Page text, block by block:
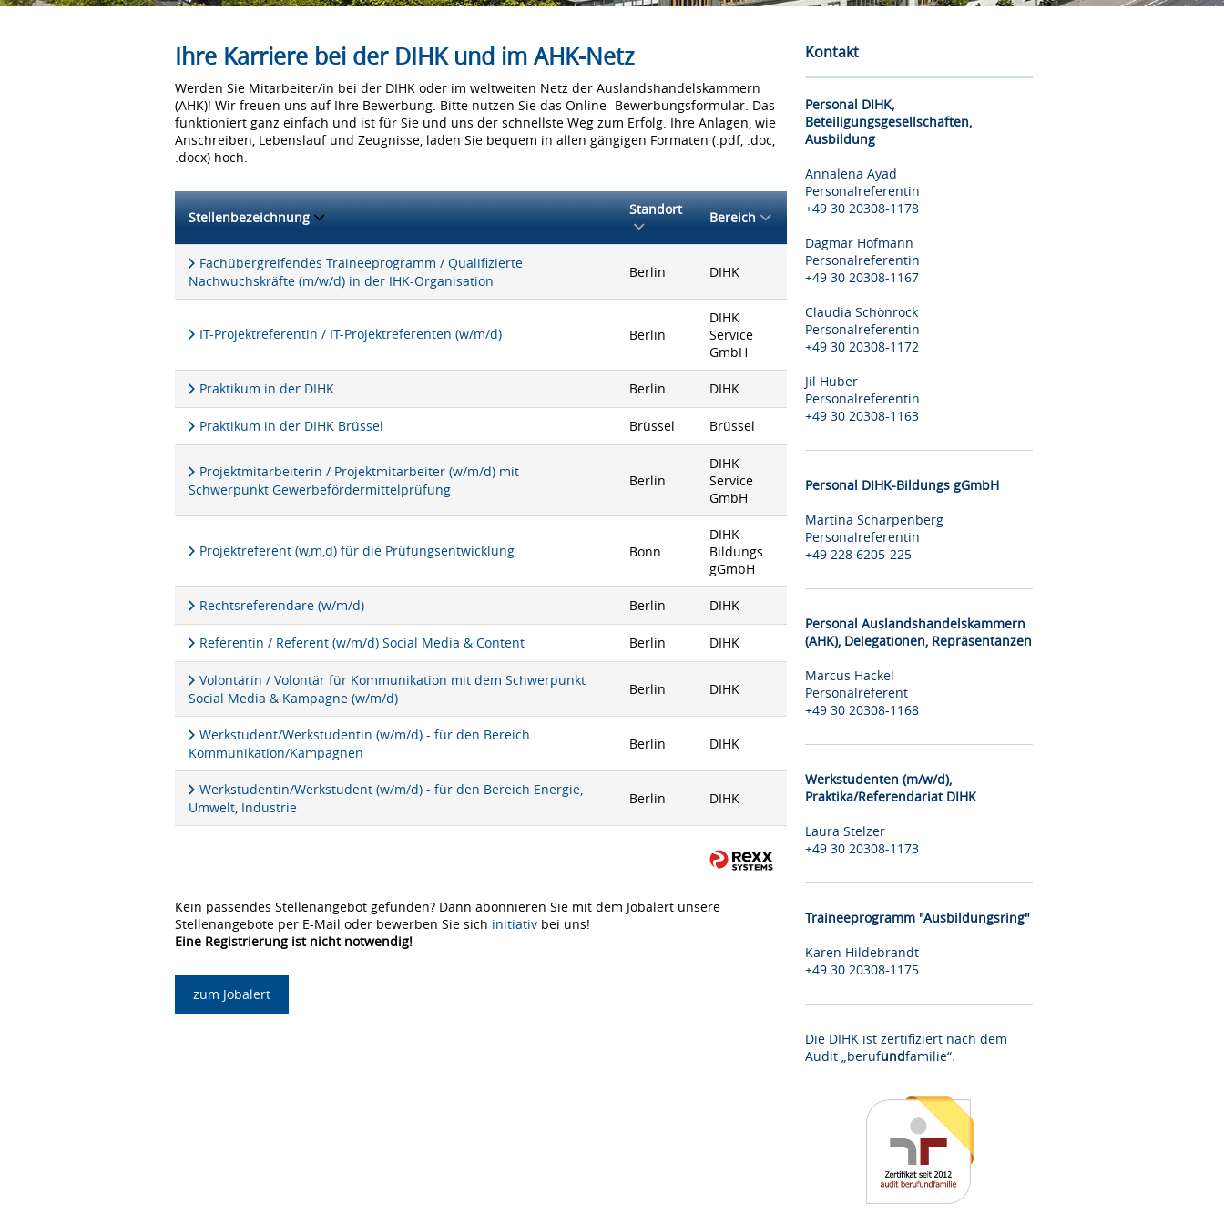
Ihre Karriere bei der DIHK und im AHK-Netz
Werden Sie Mitarbeiter/in bei der DIHK oder im weltweiten Netz der Auslandshandelskammern
(AHK)! Wir freuen uns auf Ihre Bewerbung. Bitte nutzen Sie das Online- Bewerbungsformular. Das
funktioniert ganz einfach und ist für Sie und uns der schnellste Weg zum Erfolg. Ihre Anlagen, wie
Anschreiben, Lebenslauf und Zeugnisse, laden Sie bequem in allen gängigen Formaten (.pdf, .doc,
.docx) hoch.
Stellenbezeichnung Standort Bereich
Fachübergreifendes Traineeprogramm / Qualifizierte
Nachwuchskräfte (m/w/d) in der IHK-Organisation
Berlin DIHK
IT-Projektreferentin / IT-Projektreferenten (w/m/d) Berlin
DIHK
Service
GmbH
Praktikum in der DIHK Berlin DIHK
Praktikum in der DIHK Brüssel Brüssel Brüssel
Projektmitarbeiterin / Projektmitarbeiter (w/m/d) mit
Schwerpunkt Gewerbefördermittelprüfung
Berlin
DIHK
Service
GmbH
Projektreferent (w,m,d) für die Prüfungsentwicklung Bonn
DIHK
Bildungs
gGmbH
Rechtsreferendare (w/m/d) Berlin DIHK
Referentin / Referent (w/m/d) Social Media & Content Berlin DIHK
Volontärin / Volontär für Kommunikation mit dem Schwerpunkt
Social Media & Kampagne (w/m/d)
Berlin DIHK
Werkstudent/Werkstudentin (w/m/d) - für den Bereich
Kommunikation/Kampagnen
Berlin DIHK
Werkstudentin/Werkstudent (w/m/d) - für den Bereich Energie,
Umwelt, Industrie
Berlin DIHK
Kein passendes Stellenangebot gefunden? Dann abonnieren Sie mit dem Jobalert unsere
Stellenangebote per E-Mail oder bewerben Sie sich initiativ bei uns!
Eine Registrierung ist nicht notwendig!
zum Jobalert
Kontakt
Personal DIHK,
Beteiligungsgesellschaften,
Ausbildung
Annalena Ayad
Personalreferentin
+49 30 20308-1178
Dagmar Hofmann
Personalreferentin
+49 30 20308-1167
Claudia Schönrock
Personalreferentin
+49 30 20308-1172
Jil Huber
Personalreferentin
+49 30 20308-1163
Personal DIHK-Bildungs gGmbH
Martina Scharpenberg
Personalreferentin
+49 228 6205-225
Personal Auslandshandelskammern
(AHK), Delegationen, Repräsentanzen
Marcus Hackel
Personalreferent
+49 30 20308-1168
Werkstudenten (m/w/d),
Praktika/Referendariat DIHK
Laura Stelzer
+49 30 20308-1173
Traineeprogramm "Ausbildungsring"
Karen Hildebrandt
+49 30 20308-1175
Die DIHK ist zertifiziert nach dem
Audit „berufundfamilie“.